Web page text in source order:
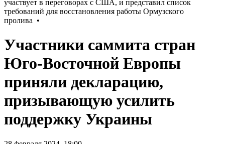
Участники саммита стран
Юго-Восточной Европы
приняли декларацию,
призывающую усилить
поддержку Украины